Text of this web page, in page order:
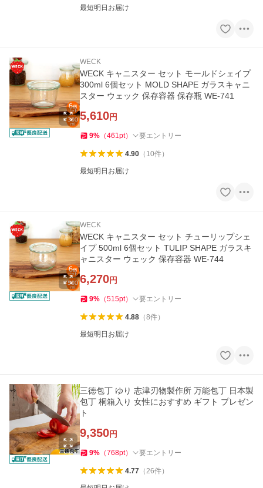
最短明日お届け
WECK
WECK キャニスター セット モールドシェイプ
300ml 6個セット MOLD SHAPE ガラスキャニ
スター ウェック 保存容器 保存瓶 WE-741
5,610円
9% （461 pt） 要エントリー
4.90（ 10件）
最短明日お届け
WECK
WECK キャニスター セット チューリップシェ
イプ 500ml 6個セット TULIP SHAPE ガラスキ
ャニスター ウェック 保存容器 WE-744
6,270円
9% （515pt） 要エントリー
4.88（8件）
最短明日お届け
三徳包丁 ゆり 志津刃物製作所 万能包丁 日本製
包丁 桐箱入り 女性におすすめ ギフト プレゼン
ト
9,350円
9% （768pt） 要エントリー
4.77（ 26件）